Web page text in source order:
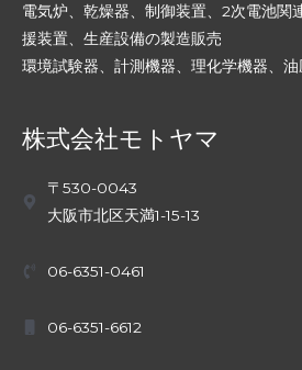
電気炉、乾燥器、制御装置、2次電池関
援装置、生産設備の製造販売
環境試験器、計測機器、理化学機器、
株式会社モトヤマ
〒530-0043
大阪市北区天満1-15-13
06-6351-0461
06-6351-6612